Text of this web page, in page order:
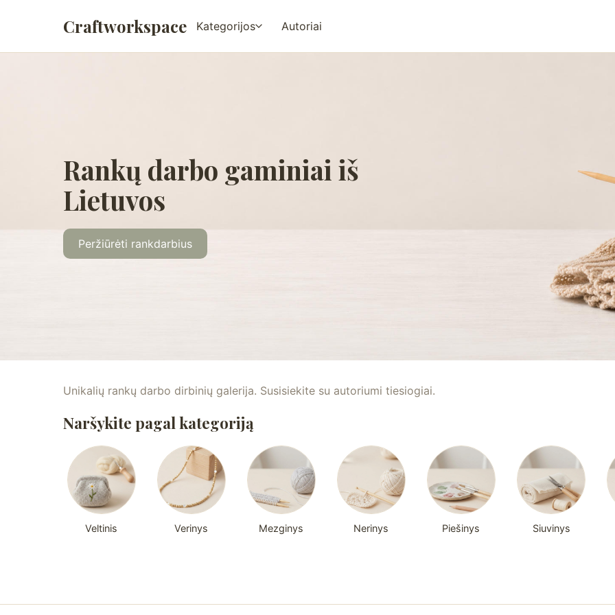
Craftworkspace Kategorijos Autoriai
Rankų darbo gaminiai iš
Lietuvos
Peržiūrėti rankdarbius
Unikalių rankų darbo dirbinių galerija. Susisiekite su autoriumi tiesiogiai.
Naršykite pagal kategoriją
Veltinis Verinys Mezginys Nerinys Piešinys Siuvinys